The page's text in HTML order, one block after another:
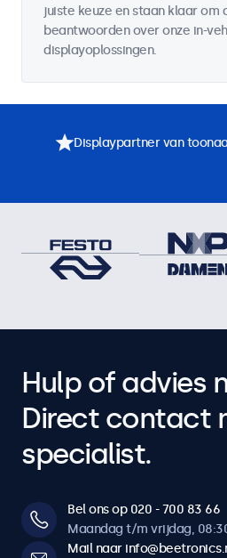
juiste keuze en staan klaar om
beantwoorden over onze in-
displayoplossingen.
Displaypartner van
Hulp of advies
Direct contact
specialist.
Bel ons op 020 - 700 83 66
Maandag t/m vrijdag,
Mail naar